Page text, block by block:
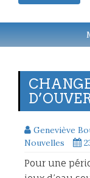
Geneviève
Nouvelles
Pour une